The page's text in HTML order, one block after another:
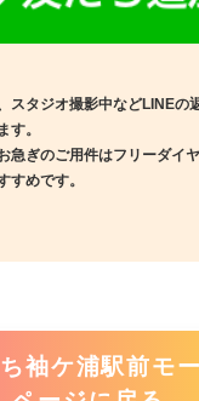
スタジオ撮影中などLINEの
す。
急ぎのご用件はフリーダイ
すめです。
袖ケ浦駅前モ